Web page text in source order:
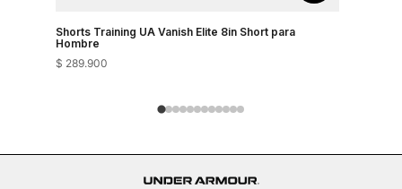
Shorts Training UA Vanish Elite 8in Short para
Hombre
$ 289.900